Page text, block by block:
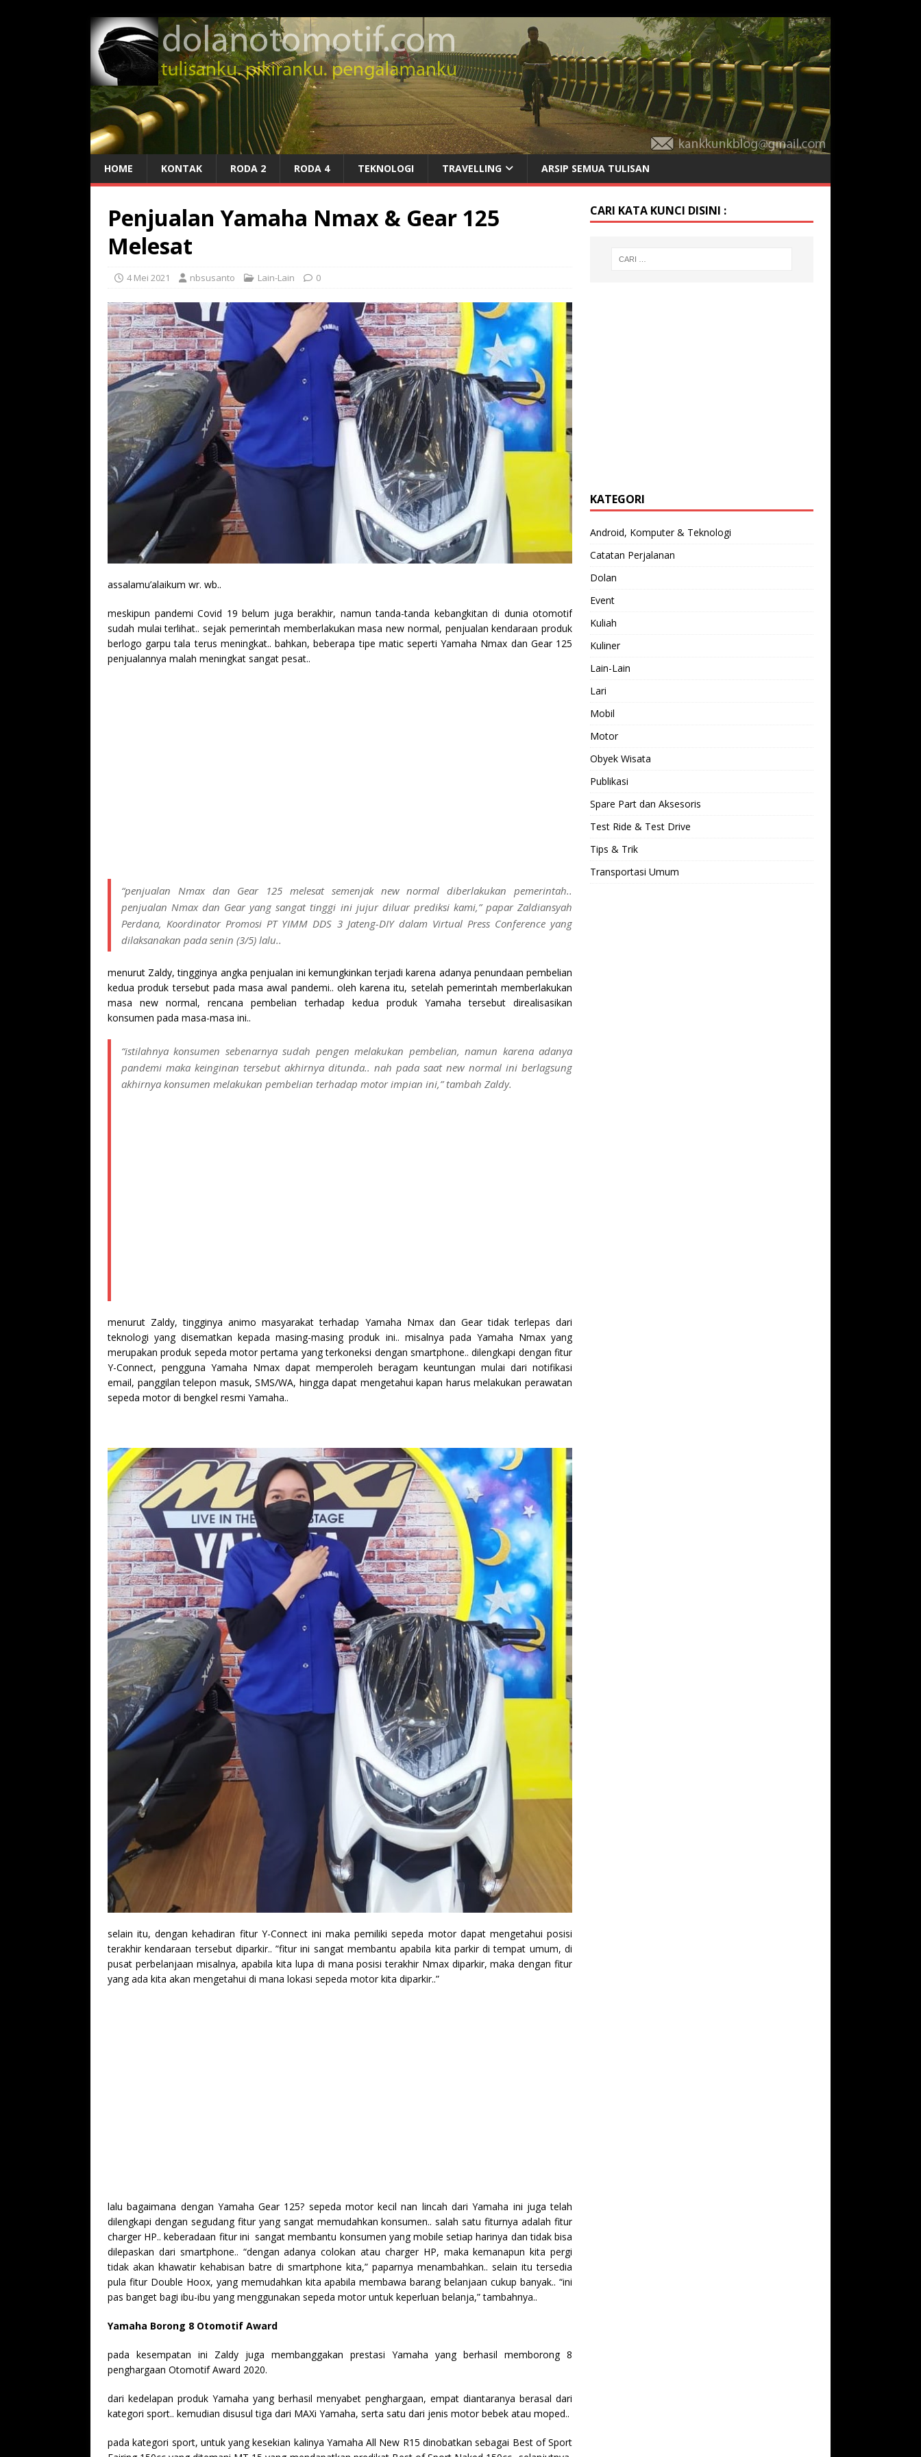
HOME KONTAK RODA 2 RODA 4 TEKNOLOGI TRAVELLING ARSIP SEMUA TULISAN
Penjualan Yamaha Nmax & Gear 125
Melesat
4 Mei 2021 nbsusanto Lain-Lain 0
assalamu’alaikum wr. wb..
meskipun pandemi Covid 19 belum juga berakhir, namun tanda-tanda kebangkitan di dunia otomotif
sudah mulai terlihat.. sejak pemerintah memberlakukan masa new normal, penjualan kendaraan produk
berlogo garpu tala terus meningkat.. bahkan, beberapa tipe matic seperti Yamaha Nmax dan Gear 125
penjualannya malah meningkat sangat pesat..
“penjualan Nmax dan Gear 125 melesat semenjak new normal diberlakukan pemerintah..
penjualan Nmax dan Gear yang sangat tinggi ini jujur diluar prediksi kami,” papar Zaldiansyah
Perdana, Koordinator Promosi PT YIMM DDS 3 Jateng-DIY dalam Virtual Press Conference yang
dilaksanakan pada senin (3/5) lalu..
menurut Zaldy, tingginya angka penjualan ini kemungkinkan terjadi karena adanya penundaan pembelian
kedua produk tersebut pada masa awal pandemi.. oleh karena itu, setelah pemerintah memberlakukan
masa new normal, rencana pembelian terhadap kedua produk Yamaha tersebut direalisasikan
konsumen pada masa-masa ini..
“istilahnya konsumen sebenarnya sudah pengen melakukan pembelian, namun karena adanya
pandemi maka keinginan tersebut akhirnya ditunda.. nah pada saat new normal ini berlagsung
akhirnya konsumen melakukan pembelian terhadap motor impian ini,” tambah Zaldy.
menurut Zaldy, tingginya animo masyarakat terhadap Yamaha Nmax dan Gear tidak terlepas dari
teknologi yang disematkan kepada masing-masing produk ini.. misalnya pada Yamaha Nmax yang
merupakan produk sepeda motor pertama yang terkoneksi dengan smartphone.. dilengkapi dengan fitur
Y-Connect, pengguna Yamaha Nmax dapat memperoleh beragam keuntungan mulai dari notifikasi
email, panggilan telepon masuk, SMS/WA, hingga dapat mengetahui kapan harus melakukan perawatan
sepeda motor di bengkel resmi Yamaha..
selain itu, dengan kehadiran fitur Y-Connect ini maka pemiliki sepeda motor dapat mengetahui posisi
terakhir kendaraan tersebut diparkir.. ”fitur ini sangat membantu apabila kita parkir di tempat umum, di
pusat perbelanjaan misalnya, apabila kita lupa di mana posisi terakhir Nmax diparkir, maka dengan fitur
yang ada kita akan mengetahui di mana lokasi sepeda motor kita diparkir..”
lalu bagaimana dengan Yamaha Gear 125? sepeda motor kecil nan lincah dari Yamaha ini juga telah
dilengkapi dengan segudang fitur yang sangat memudahkan konsumen.. salah satu fiturnya adalah fitur
charger HP.. keberadaan fitur ini sangat membantu konsumen yang mobile setiap harinya dan tidak bisa
dilepaskan dari smartphone.. “dengan adanya colokan atau charger HP, maka kemanapun kita pergi
tidak akan khawatir kehabisan batre di smartphone kita,” paparnya menambahkan.. selain itu tersedia
pula fitur Double Hoox, yang memudahkan kita apabila membawa barang belanjaan cukup banyak.. “ini
pas banget bagi ibu-ibu yang menggunakan sepeda motor untuk keperluan belanja,” tambahnya..
Yamaha Borong 8 Otomotif Award
pada kesempatan ini Zaldy juga membanggakan prestasi Yamaha yang berhasil memborong 8
penghargaan Otomotif Award 2020.
dari kedelapan produk Yamaha yang berhasil menyabet penghargaan, empat diantaranya berasal dari
kategori sport.. kemudian disusul tiga dari MAXi Yamaha, serta satu dari jenis motor bebek atau moped..
pada kategori sport, untuk yang kesekian kalinya Yamaha All New R15 dinobatkan sebagai Best of Sport
CARI KATA KUNCI DISINI :
KATEGORI
Android, Komputer & Teknologi
Catatan Perjalanan
Dolan
Event
Kuliah
Kuliner
Lain-Lain
Lari
Mobil
Motor
Obyek Wisata
Publikasi
Spare Part dan Aksesoris
Test Ride & Test Drive
Tips & Trik
Transportasi Umum